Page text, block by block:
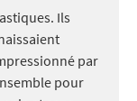
Ils
par
pour